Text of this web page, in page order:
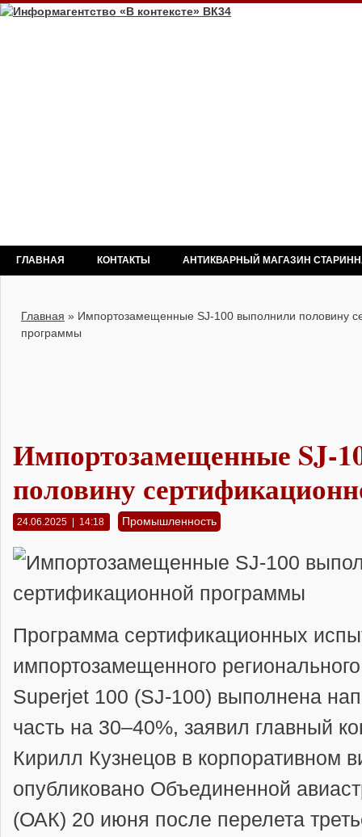
ГЛАВНАЯ КОНТАКТЫ АНТИКВАРНЫЙ МАГАЗИН
Главная » Импортозамещенные SJ-100 выполнили половину
программы
Импортозамещенные SJ-
половину
24.06.2025 | 14:18 Промышленность
Программа сертификационных
импортозамещенного
Superjet 100 (SJ-100) выполнена
часть на 30–40%, заявил главный
Кирилл Кузнецов в корпоративном
опубликовано Объединенной
(ОАК) 20 июня после перелета